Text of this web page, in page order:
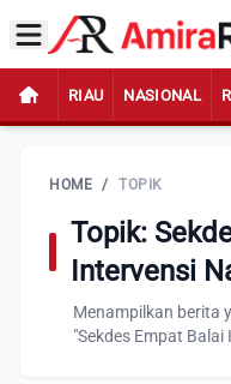
RIAU NASIONAL
HOME / TOPIK
Topik:
Intervensi
Menampilkan berita
"Sekdes Empat